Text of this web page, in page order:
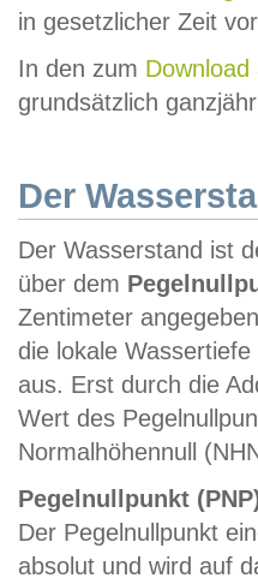
in gesetzlicher Zeit
In den zum Download
grundsätzlich
Der
Der Wasserstand ist
über dem
Zentimeter
die lokale
aus. Erst durch die
Wert des
Normalhöhennull
Pegelnullpunkt
Der Pegelnullpunkt
absolut und wird auf